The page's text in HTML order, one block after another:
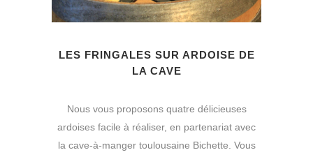
LES FRINGALES SUR ARDOISE DE
LA CAVE
Nous vous proposons quatre délicieuses
ardoises facile à réaliser, en partenariat avec
la cave-à-manger toulousaine Bichette. Vous